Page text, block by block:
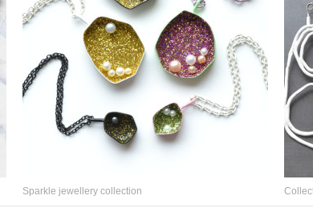
Sparkle jewellery collection